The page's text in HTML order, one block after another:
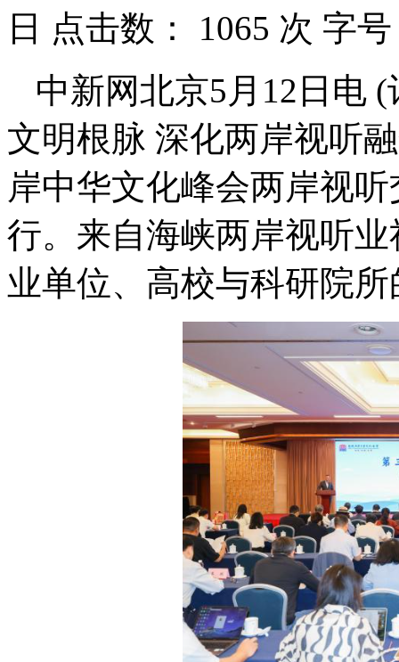
日 点击数： 1065 次 字
中新网北京5月12日电
文明根脉 深化两岸视听
岸中华文化峰会两岸视
行。来自海峡两岸视听
业单位、高校与科研院